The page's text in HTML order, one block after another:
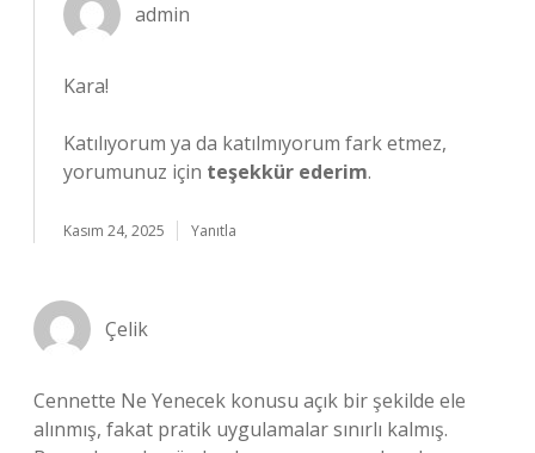
admin
Kara!
Katılıyorum ya da katılmıyorum fark etmez,
yorumunuz için teşekkür ederim.
Kasım 24, 2025 Yanıtla
Çelik
Cennette Ne Yenecek konusu açık bir şekilde ele
alınmış, fakat pratik uygulamalar sınırlı kalmış.